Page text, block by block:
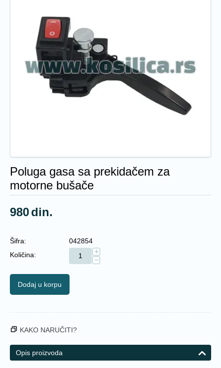
Poluga gasa sa prekidačem za
motorne bušače
980din.
Šifra:
042854
Količina:
+
−
Dodaj u korpu
KAKO NARUČITI?
Opis proizvoda